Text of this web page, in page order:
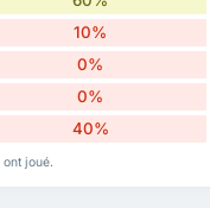
10%
0%
0%
40%
joué.